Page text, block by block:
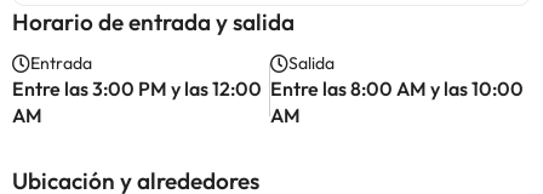
Horario de entrada y salida
Entrada
Entre las 3:00 PM y las 12:00
AM
Salida
Entre las 8:00 AM y las 10:00
AM
Ubicación y alrededores